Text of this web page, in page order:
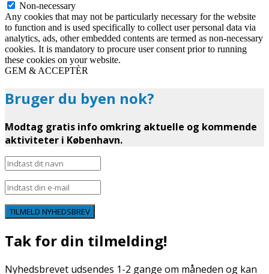
Non-necessary
Any cookies that may not be particularly necessary for the website
to function and is used specifically to collect user personal data via
analytics, ads, other embedded contents are termed as non-necessary
cookies. It is mandatory to procure user consent prior to running
these cookies on your website.
GEM & ACCEPTÈR
Bruger du byen nok?
Modtag gratis info omkring aktuelle og kommende
aktiviteter i København.
TILMELD NYHEDSBREV
Tak for din tilmelding!
Nyhedsbrevet udsendes 1-2 gange om måneden og kan